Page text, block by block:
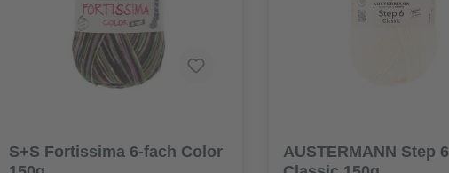
S+S Fortissima 6-fach Color
AUSTERMANN Step 6